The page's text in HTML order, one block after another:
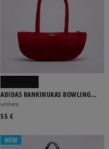
ADIDAS RANKINUKAS BOWLING
BAG
unisex
55 €
NEW